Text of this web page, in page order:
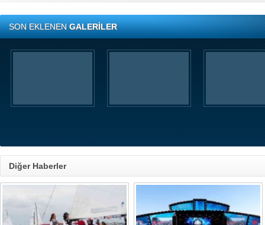
SON EKLENENGALERİLER
Diğer Haberler